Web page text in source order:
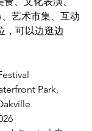
艺术市集、互动
，可以边逛边
Park,